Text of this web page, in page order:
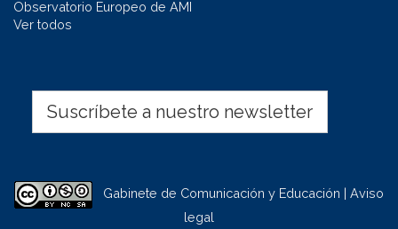
Observatorio Europeo de AMI
Ver todos
Suscríbete a nuestro newsletter
Gabinete de Comunicación y Educación | Aviso
legal